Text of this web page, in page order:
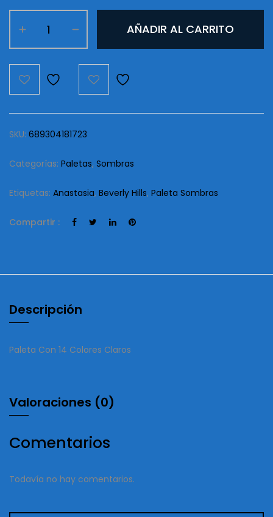
Subculture
Colores
AÑADIR AL CARRITO
SKU: 689304181723
Categorías: Paletas, Sombras
Etiquetas: Anastasia, Beverly Hills, Paleta Sombras
Compartir :
Descripción
Paleta Con 14 Colores Claros
Valoraciones (0)
Comentarios
Todavía no hay comentarios.